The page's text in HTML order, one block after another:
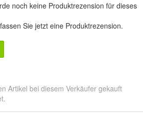
noch keine Produktrezension für dieses
Sie jetzt eine Produktrezension.
Artikel bei diesem Verkäufer gekauft